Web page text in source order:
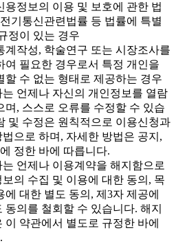
용정보의 이용 및 보호에 관한 법
기통신관련법률 등 법률에 특별
정이 있는 경우
계작성, 학술연구 또는 시장조사를
여 필요한 경우로서 특정 개인을
할 수 없는 형태로 제공하는 경우
언제나 자신의 개인정보를 열람
며, 스스로 오류를 수정할 수 있습
및 수정은 원칙적으로 이용신청과
법으로 하며, 자세한 방법은 공지,
정한 바에 따릅니다.
언제나 이용계약을 해지함으로
의 수집 및 이용에 대한 동의, 목
에 대한 별도 동의, 제3자 제공에
동의를 철회할 수 있습니다. 해지
이 약관에서 별도로 규정한 바에